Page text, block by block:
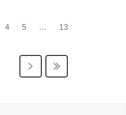
4 5 … 13